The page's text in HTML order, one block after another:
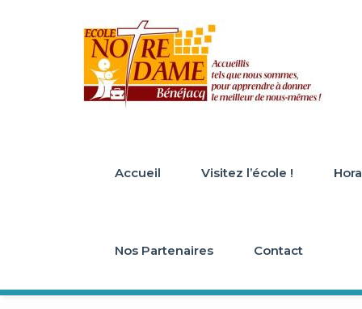
Accueil Visitez l’école !
Nos Partenaires Contact